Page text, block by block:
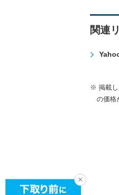
関連
※ 掲載し
の価格